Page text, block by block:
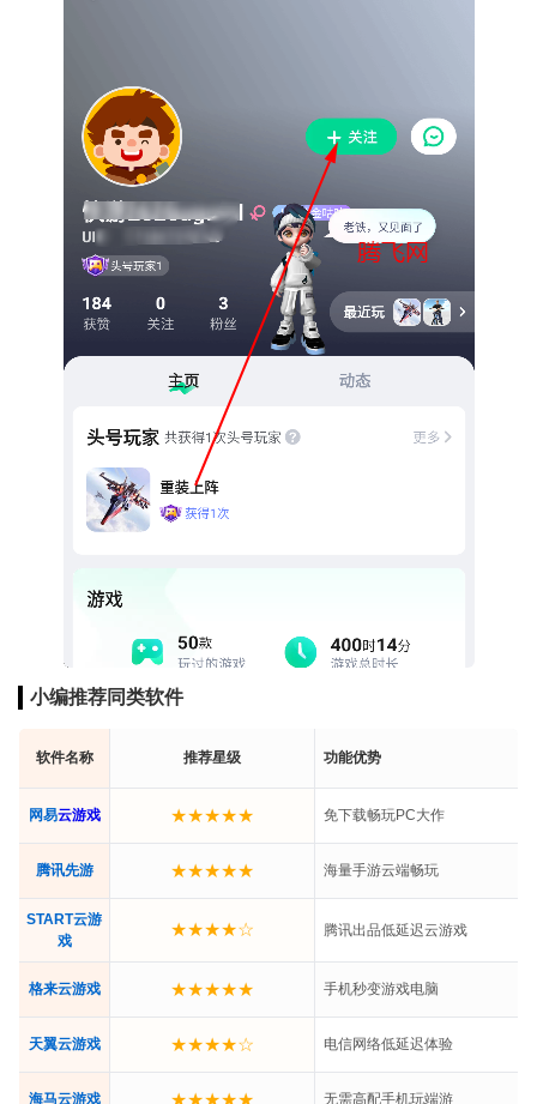
小编推荐同类软件
软件名称 推荐星级 功能优势
网易云游戏 ★★★★★ 免下载畅玩PC大作
腾讯先游 ★★★★★ 海量手游云端畅玩
START云游
戏
★★★★☆ 腾讯出品低延迟云游戏
格来云游戏 ★★★★★ 手机秒变游戏电脑
天翼云游戏 ★★★★☆ 电信网络低延迟体验
海马云游戏 ★★★★★ 无需高配手机玩端游